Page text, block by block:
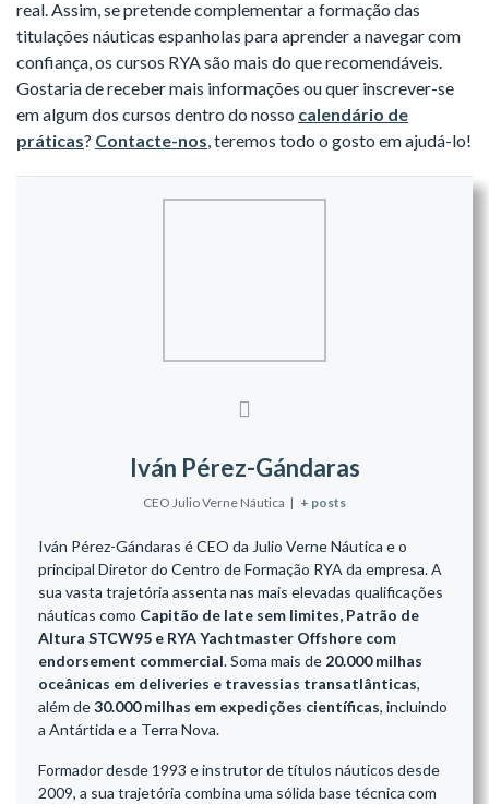
real. Assim, se pretende complementar a formação das
titulações náuticas espanholas para aprender a navegar com
confiança, os cursos RYA são mais do que recomendáveis.
Gostaria de receber mais informações ou quer inscrever-se
em algum dos cursos dentro do nosso calendário de
práticas? Contacte-nos , teremos todo o gosto em ajudá-lo!
Iván Pérez-Gándaras
CEO Julio Verne Náutica | + posts
Iván Pérez-Gándaras é CEO da Julio Verne Náutica e o
principal Diretor do Centro de Formação RYA da empresa. A
sua vasta trajetória assenta nas mais elevadas qualificações
náuticas como Capitão de Iate sem limites, Patrão de
Altura STCW95 e RYA Yachtmaster Offshore com
endorsement commercial. Soma mais de 20.000 milhas
oceânicas em deliveries e travessias transatlânticas,
além de30.000 milhas em expedições científicas, incluindo
a Antártida e a Terra Nova.
Formador desde 1993 e instrutor de títulos náuticos desde
2009, a sua trajetória combina uma sólida base técnica com